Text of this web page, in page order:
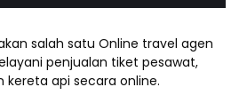
salah satu Online travel agen
penjualan tiket pesawat,
kereta api secara online.